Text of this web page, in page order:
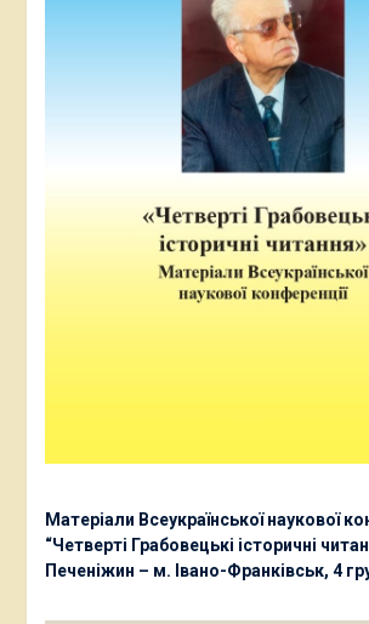
Матеріали Всеукраїнської наукової
“Четверті Грабовецькі історичні
Печеніжин – м. Івано-Франківськ, 4